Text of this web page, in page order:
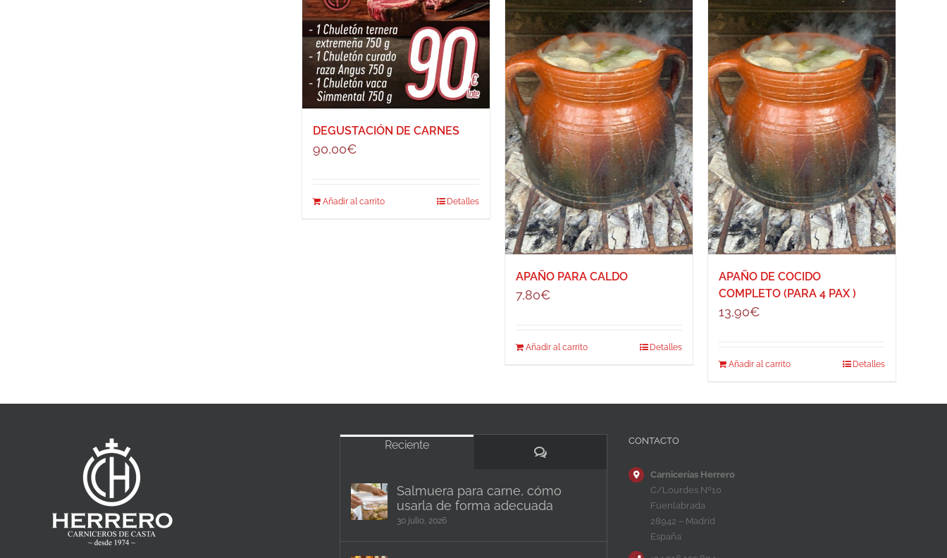
DEGUSTACIÓN DE CARNES
90,00€
Añadir al carrito Detalles
APAÑO PARA CALDO
7,80€
Añadir al carrito Detalles
APAÑO DE COCIDO
COMPLETO (PARA 4 PAX )
13,90€
Añadir al carrito Detalles
Reciente
Comentarios
Salmuera para carne, cómo
usarla de forma adecuada
30 julio, 2026
CONTACTO
Carnicerías Herrero
C/Lourdes Nº10
Fuenlabrada
28942 – Madrid
España